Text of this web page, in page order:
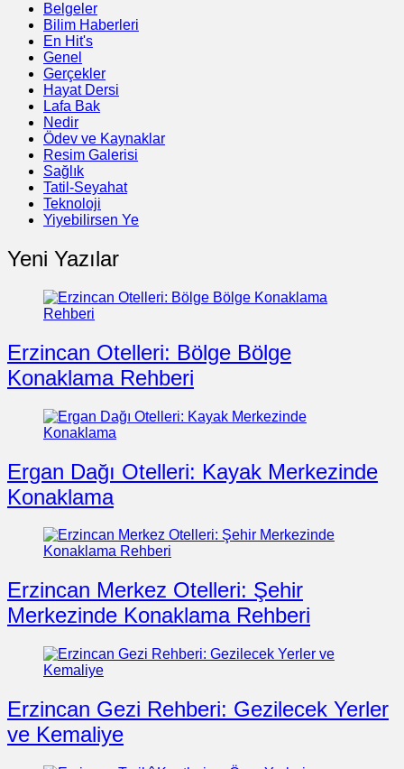
Belgeler
Bilim Haberleri
En Hit's
Genel
Gerçekler
Hayat Dersi
Lafa Bak
Nedir
Ödev ve Kaynaklar
Resim Galerisi
Sağlık
Tatil-Seyahat
Teknoloji
Yiyebilirsen Ye
Yeni Yazılar
Erzincan Otelleri: Bölge Bölge
Konaklama Rehberi
Ergan Dağı Otelleri: Kayak Merkezinde
Konaklama
Erzincan Merkez Otelleri: Şehir
Merkezinde Konaklama Rehberi
Erzincan Gezi Rehberi: Gezilecek Yerler
ve Kemaliye